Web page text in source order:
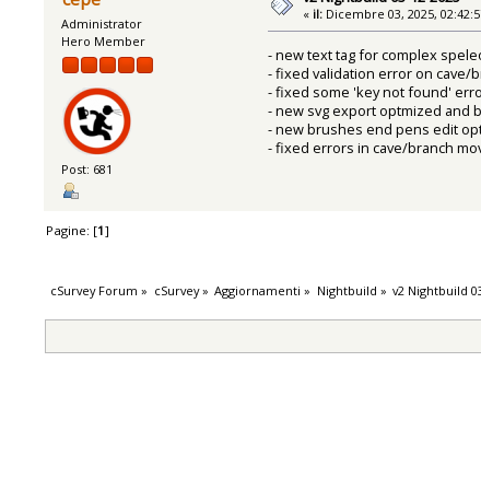
Administrator
Hero Member
Post: 681
« il: Dicembre 03, 2025,
- new text tag for complex
- fixed validation error on cave/
- fixed some 'key not found'
- new svg export optmized and
- new brushes end pens edit
- fixed errors in cave/branch
Pagine: [1]
cSurvey Forum » cSurvey» Aggiornamenti » Nightbuild » v2 Nightbuild